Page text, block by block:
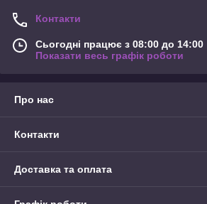
Контакти
Сьогодні працює з 08:00 до 14:00
Показати весь графік роботи
Про нас
Контакти
Доставка та оплата